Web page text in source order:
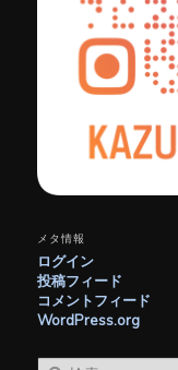
メタ情報
ログイン
投稿フィード
コメントフィード
WordPress.org
検